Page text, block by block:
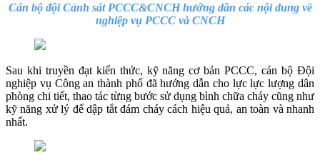
Cán bộ độiCảnh sát PCCC&CNCHhướng dẫn các nội dung về
nghiệp vụ PCCC và CNCH
Sau khi truyền đạt kiến thức, kỹ năng cơ bản PCCC, cán bộ Đội
nghiệp vụ Công an thành phố đã hướng dẫn cho lực lực lượng dân
phòng chi tiết, thao tác từng bước sử dụng bình chữa cháy cũng như
kỹ năng xử lý để dập tắt đám cháy cách hiệu quả, an toàn và nhanh
nhất.